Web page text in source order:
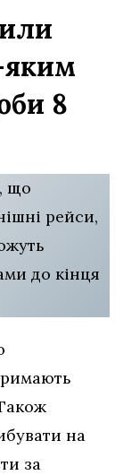
яким
8
що
рейси,
до кінця
на
за